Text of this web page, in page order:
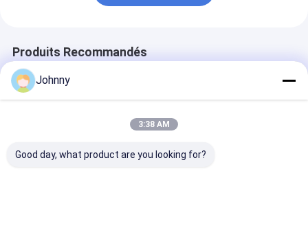
Produits Recommandés
Johnny
3:38 AM
Good day, what product are you looking for?